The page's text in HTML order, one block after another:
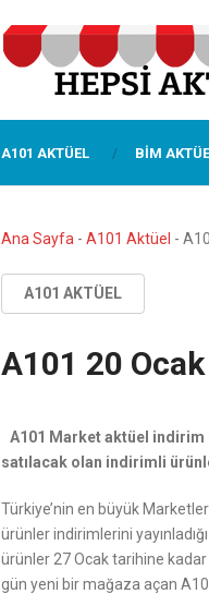
A101 AKTÜEL BIM
Ana Sayfa - A101 Aktüel -
A101 AKTÜEL
A101 20
A101 Market aktüel indirim
satılacak olan indirimli
Türkiye’nin en büyük
ürünler indirimlerini
ürünler 27 Ocak tarihine
gün yeni bir mağaza açan